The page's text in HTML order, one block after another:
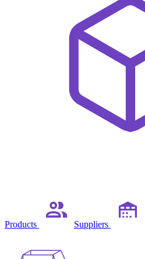
Products Suppliers